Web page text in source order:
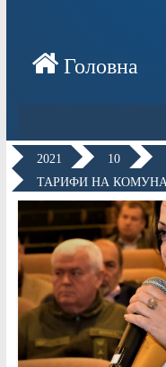
2021 10
ТАРИФИ НА